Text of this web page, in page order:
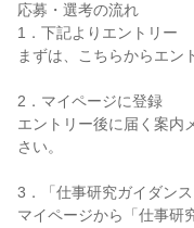
応募・選考の流れ
1．下記よりエントリー
まずは、こちらからエン
2．マイページに登録
エントリー後に届く案内
さい。
3．「仕事研究ガイダン
マイページから「仕事研